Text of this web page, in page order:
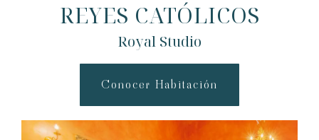
REYES CATÓLICOS
Royal Studio
Conocer Habitación